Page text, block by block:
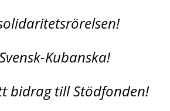
Kubanska!
bidrag till Stödfonden!